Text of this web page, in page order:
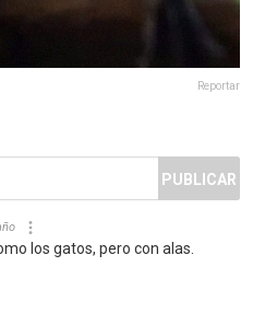
Reportar
PUBLICAR
los gatos, pero con alas.